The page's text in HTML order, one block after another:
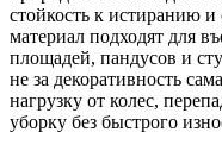
стойкость к истиранию и
материал подходят для
площадей, пандусов и
не за декоративность
нагрузку от колес,
уборку без быстрого